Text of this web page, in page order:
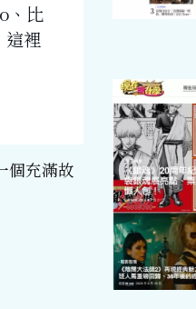
、比
這裡
個充滿故